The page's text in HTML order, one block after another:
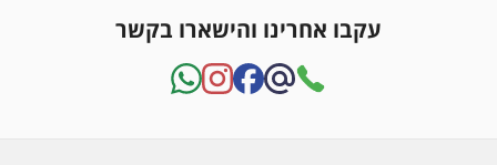
עקבו אחרינו והישארו בקשר